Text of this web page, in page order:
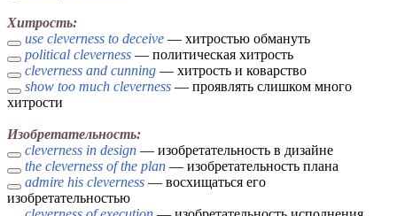
Хитрость:
use cleverness to deceive — хитростью обмануть
political cleverness — политическая хитрость
cleverness and cunning — хитрость и коварство
show too much cleverness — проявлять слишком много
хитрости
Изобретательность:
cleverness in design — изобретательность в дизайне
the cleverness of the plan — изобретательность плана
admire his cleverness — восхищаться его
изобретательностью